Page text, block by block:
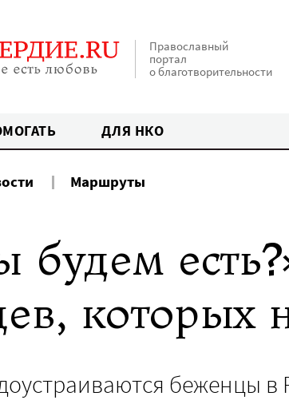
Православный
портал
о благотворительности
ДЛЯ НКО
Маршруты
будем
которых
беженцы в